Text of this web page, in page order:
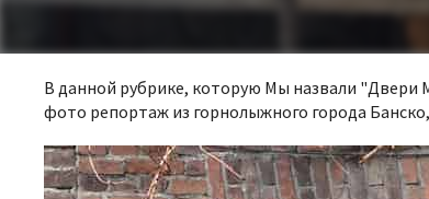
В данной рубрике, которую Мы назвали "Двери
фото репортаж из горнолыжного города